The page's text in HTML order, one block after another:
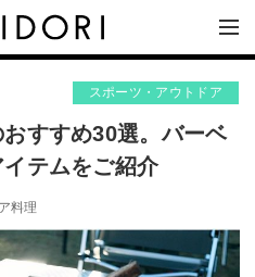
スポーツ・アウトドア
すすめ30選。バーベ
テムをご紹介
料理